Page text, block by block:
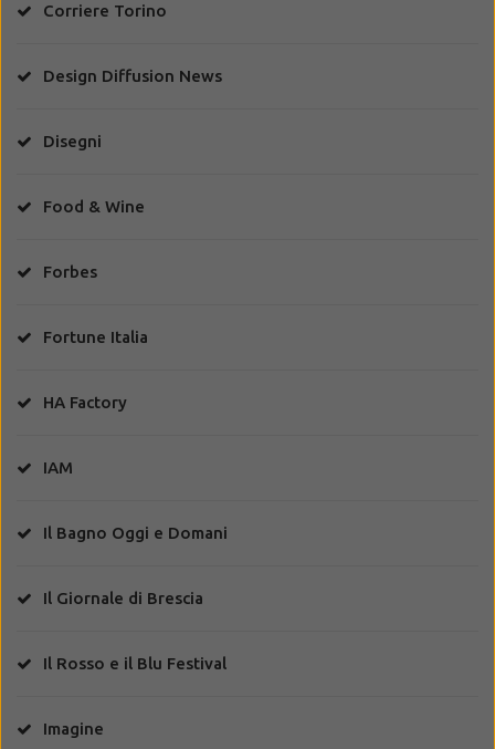
Corriere Torino
Design Diffusion News
Disegni
Food & Wine
Forbes
Fortune Italia
HA Factory
IAM
Il Bagno Oggi e Domani
Il Giornale di Brescia
Il Rosso e il Blu Festival
Imagine